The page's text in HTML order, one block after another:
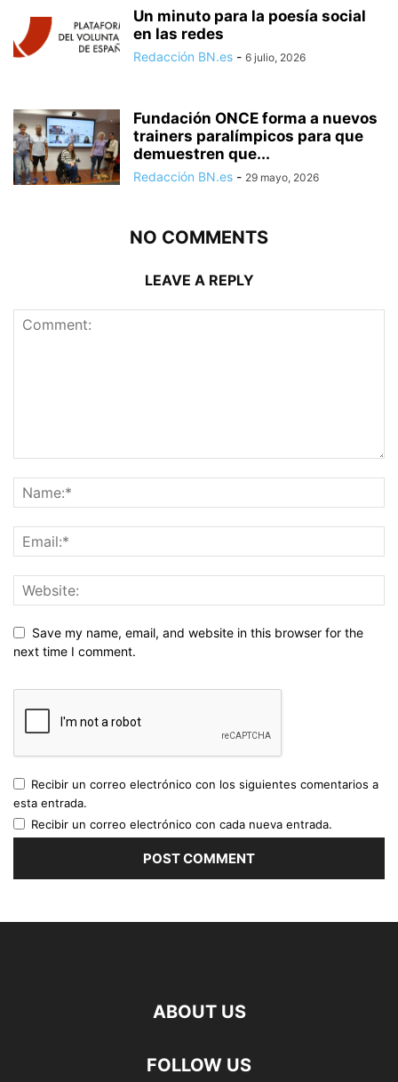
Un minuto para la poesía social
en las redes
Redacción BN.es - 6 julio, 2026
Fundación ONCE forma a nuevos
trainers paralímpicos para que
demuestren que...
Redacción BN.es - 29 mayo, 2026
NO COMMENTS
LEAVE A REPLY
Save my name, email, and website in this browser for the
next time I comment.
Recibir un correo electrónico con los siguientes comentarios a
esta entrada.
Recibir un correo electrónico con cada nueva entrada.
ABOUT US
FOLLOW US